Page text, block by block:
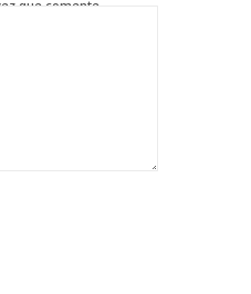
que comente.